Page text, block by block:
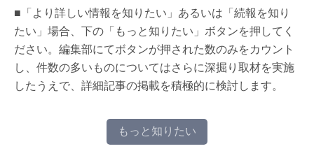
■「より詳しい情報を知りたい」あるいは「続報を知り
たい」場合、下の「もっと知りたい」ボタンを押してく
ださい。編集部にてボタンが押された数のみをカウント
し、件数の多いものについてはさらに深掘り取材を実施
したうえで、詳細記事の掲載を積極的に検討します。
もっと知りたい